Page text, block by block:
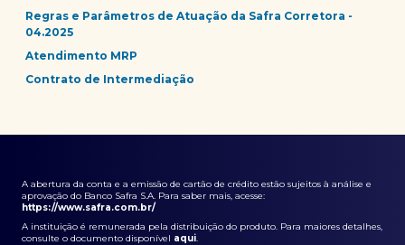
Regras e Parâmetros de Atuação da Safra Corretora -
04.2025
Atendimento MRP
Contrato de Intermediação
A abertura da conta e a emissão de cartão de crédito estão sujeitos à análise e
aprovação do Banco Safra S.A. Para saber mais, acesse:
https://www.safra.com.br/
A instituição é remunerada pela distribuição do produto. Para maiores detalhes,
consulte o documento disponível aqui.